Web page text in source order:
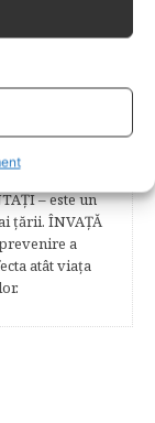
un capitol
an şi până
anume să
în aşa fel
este un capitol
în aşa fel
FAMILIA –
o serie
– este un
țării. ÎNVAŢĂ
a
atât viaţa